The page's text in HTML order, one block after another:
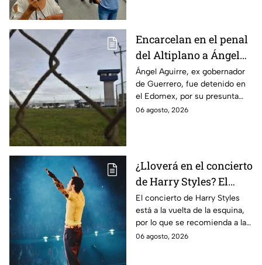
Encarcelan en el penal
del Altiplano a Ángel
Aguirre, ex gobernador
de Guerrero por caso
Ayotzinapa
Ángel Aguirre, ex gobernador
de Guerrero, fue detenido en
el Edomex, por su presunta
participación en la
06 agosto, 2026
¿Lloverá en el concierto
de Harry Styles? El
pronóstico del clima
para este viernes en
CDMX
El concierto de Harry Styles
está a la vuelta de la esquina,
por lo que se recomienda a las
y los fanáticos revisar el clima
06 agosto, 2026